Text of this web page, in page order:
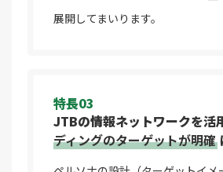
展開してまいります。
特長03
JTBの情報ネットワークを活
ディングのターゲットが明確